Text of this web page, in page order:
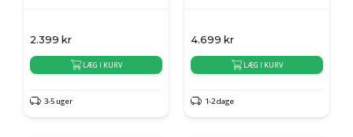
2.399 kr
LÆG I KURV
3-5 uger
4.699 kr
LÆG I KURV
1-2 dage